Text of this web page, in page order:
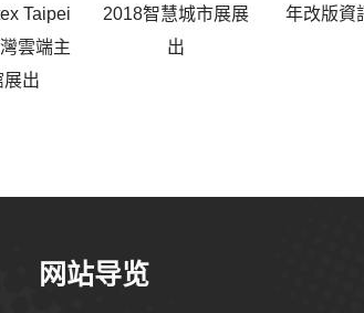
Taipei
雲端主
展出
2018智慧城市展展
出
年改版資
网站导览